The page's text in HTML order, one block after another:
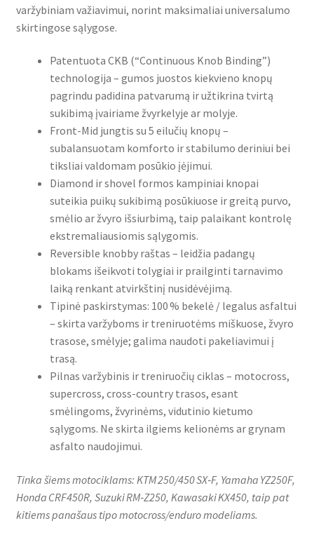
varžybiniam važiavimui, norint maksimaliai universalumo
skirtingose sąlygose.
Patentuota CKB (“Continuous Knob Binding”)
technologija – gumos juostos kiekvieno knopų
pagrindu padidina patvarumą ir užtikrina tvirtą
sukibimą įvairiame žvyrkelyje ar molyje.
Front-Mid jungtis su 5 eilučių knopų –
subalansuotam komforto ir stabilumo deriniui bei
tiksliai valdomam posūkio įėjimui.
Diamond ir shovel formos kampiniai knopai
suteikia puikų sukibimą posūkiuose ir greitą purvo,
smėlio ar žvyro išsiurbimą, taip palaikant kontrolę
ekstremaliausiomis sąlygomis.
Reversible knobby raštas – leidžia padangų
blokams išeikvoti tolygiai ir prailginti tarnavimo
laiką renkant atvirkštinį nusidėvėjimą.
Tipinė paskirstymas: 100 % bekelė / legalus asfaltui
– skirta varžyboms ir treniruotėms miškuose, žvyro
trasose, smėlyje; galima naudoti pakeliavimui į
trasą.
Pilnas varžybinis ir treniruočių ciklas – motocross,
supercross, cross-country trasos, esant
smėlingoms, žvyrinėms, vidutinio kietumo
sąlygoms. Ne skirta ilgiems kelionėms ar grynam
asfalto naudojimui.
Tinka šiems motociklams: KTM 250/450 SX‑F, Yamaha YZ250F,
Honda CRF450R, Suzuki RM‑Z250, Kawasaki KX450, taip pat
kitiems panašaus tipo motocross/enduro modeliams.